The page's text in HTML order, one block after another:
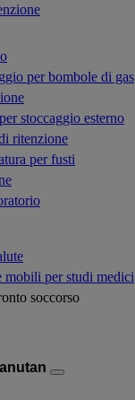
per bombole di gas
stoccaggio esterno
ritenzione
per fusti
mobili per studi medici
soccorso